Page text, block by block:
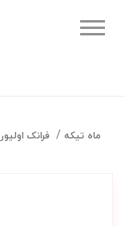
ماه تیکه فرانک اولیور